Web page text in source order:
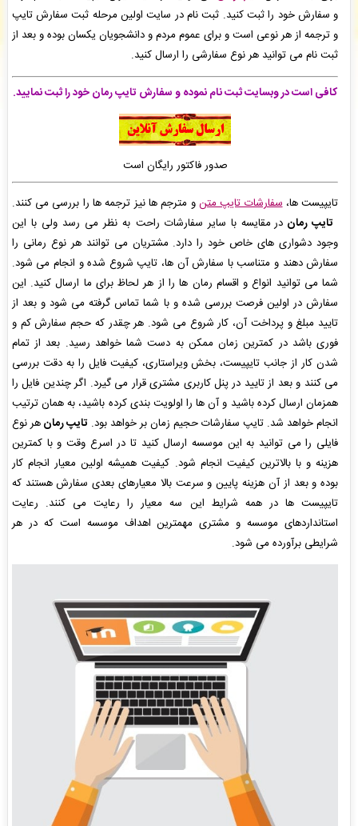
فاطمه صادقلو: سفارش ویراستاری ادبی شما بررسی و پیش فاکتور برای شما صادر گردید. -
( جمعه
۰۵/۰۵/۱۶ ۱۵:۰۴:۲۲)
فاطمه صادقلو
: سفارش ویراستاری ادبی شما ثبت شد به زودی توسط اپراتور بررسی خواهد شد. -
جمعه ۰۵/۰۵/۱۶ ۱۴:۵۳:۲۱)
امیر باخدا: فاکتور نهایی برای سفارش تایپ، صفحه آرایی شما صادر گردید برای دریافت سفارش
خود اقدام نمایید. -
( جمعه ۰۵/۰۵/۱۶ ۱۴:۳۵:۴۸)
و سفارش خود را ثبت کنید. ثبت نام در سایت اولین مرحله ثبت سفارش تایپ
و ترجمه از هر نوعی است و برای عموم مردم و دانشجویان یکسان بوده و بعد از
ثبت نام می توانید هر نوع سفارشی را ارسال کنید.
کافی است در وبسایت ثبت نام نموده و سفارش تایپ رمانخود را ثبت نمایید.
صدور فاکتور رایگان است
تایپیست ها،سفارشات تایپ متنو مترجم ها نیز ترجمه ها را بررسی می کنند.
تایپ رماندر مقایسه با سایر سفارشات راحت به نظر می رسد ولی با این
وجود دشواری های خاص خود را دارد. مشتریان می توانند هر نوع رمانی را
سفارش دهند و متناسب با سفارش آن ها، تایپ شروع شده و انجام می شود.
شما می توانید انواع و اقسام رمان ها را از هر لحاظ برای ما ارسال کنید. این
سفارش در اولین فرصت بررسی شده و با شما تماس گرفته می شود و بعد از
تایید مبلغ و پرداخت آن، کار شروع می شود. هر چقدر که حجم سفارش کم و
فوری باشد در کمترین زمان ممکن به دست شما خواهد رسید. بعد از تمام
شدن کار از جانب تایپیست، بخش ویراستاری، کیفیت فایل را به دقت بررسی
می کنند و بعد از تایید در پنل کاربری مشتری قرار می گیرد. اگر چندین فایل را
همزمان ارسال کرده باشید و آن ها را اولویت بندی کرده باشید، به همان ترتیب
انجام خواهد شد. تایپ سفارشات حجیم زمان بر خواهد بود. تایپ رمانهر نوع
فایلی را می توانید به این موسسه ارسال کنید تا در اسرع وقت و با کمترین
هزینه و با بالاترین کیفیت انجام شود. کیفیت همیشه اولین معیار انجام کار
بوده و بعد از آن هزینه پایین و سرعت بالا معیارهای بعدی سفارش هستند که
تایپیست ها در همه شرایط این سه معیار را رعایت می کنند. رعایت
استانداردهای موسسه و مشتری مهمترین اهداف موسسه است که در هر
شرایطی برآورده می شود.